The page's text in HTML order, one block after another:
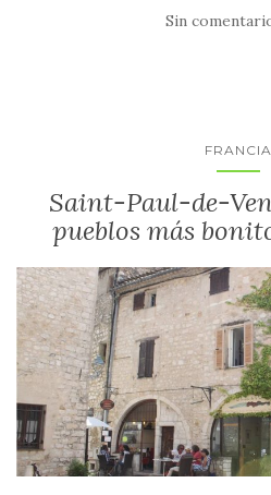
Sin
FRANCIA
Saint-Paul-de-
pueblos más